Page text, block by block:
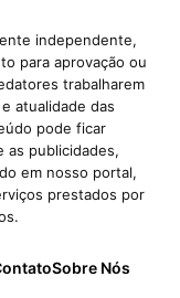
independente,
para aprovação ou
trabalharem
atualidade das
pode ficar
as publicidades,
em nosso portal,
prestados por
Sobre Nós